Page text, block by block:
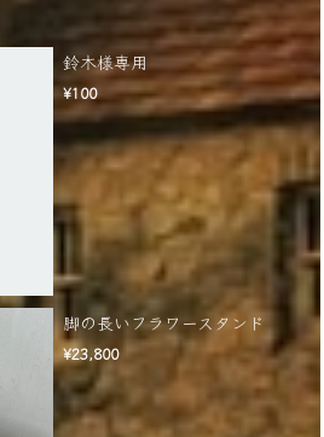
鈴木様専用
¥100
脚の長いフラワースタンド
¥23,800